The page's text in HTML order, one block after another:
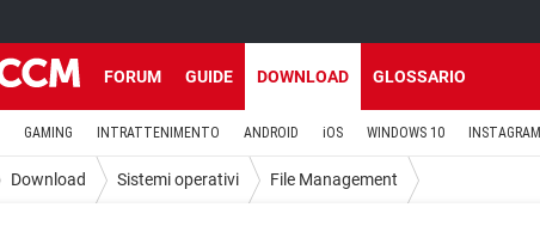
FORUM GUIDE DOWNLOAD GLOSSARIO
GAMING INTRATTENIMENTO ANDROID iOS WINDOWS 10 INSTAGRAM
Download Sistemi operativi File Management